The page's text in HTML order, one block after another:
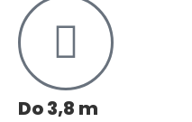
Do 3,8 m